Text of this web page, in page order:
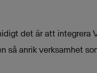
det är att integrera
så anrik verksamhet